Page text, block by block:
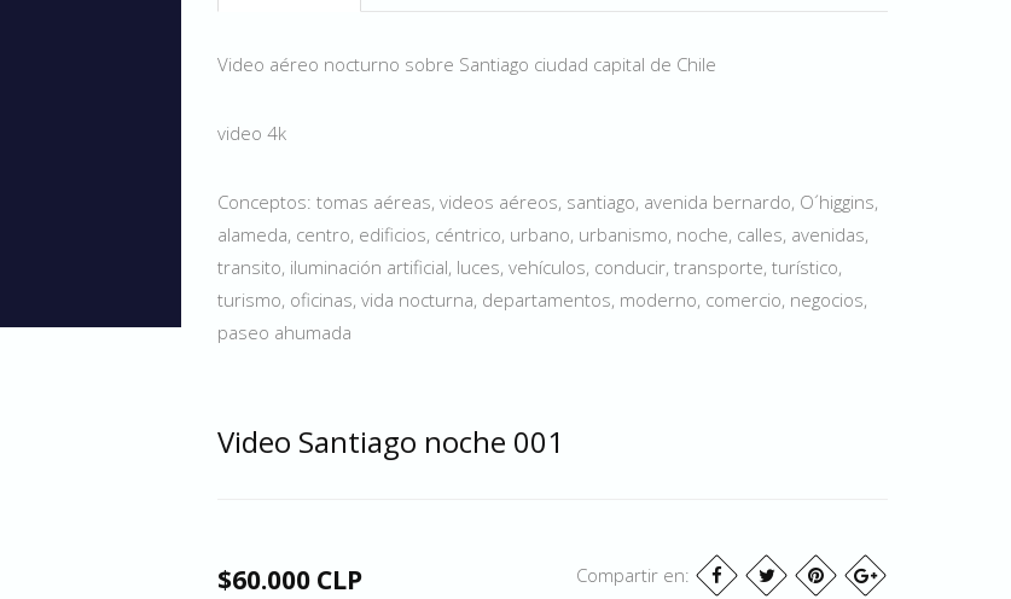
Video aéreo nocturno sobre Santiago ciudad capital de Chile
video 4k
Conceptos: tomas aéreas, videos aéreos, santiago, avenida bernardo, O´higgins,
alameda, centro, edificios, céntrico, urbano, urbanismo, noche, calles, avenidas,
transito, iluminación artificial, luces, vehículos, conducir, transporte, turístico,
turismo, oficinas, vida nocturna, departamentos, moderno, comercio, negocios,
paseo ahumada
Video Santiago noche 001
$60.000 CLP Compartir en: